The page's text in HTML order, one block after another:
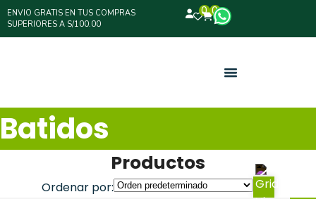
ENVIO GRATIS EN TUS COMPRAS
SUPERIORES A S/100.00
0 0
Batidos
Productos
Ordenar por: